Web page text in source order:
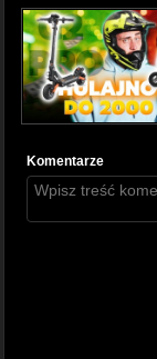
Komentarze